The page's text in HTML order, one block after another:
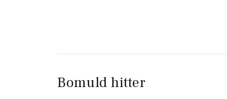
Bomuld hitter